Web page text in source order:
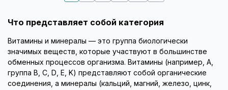
Что представляет собой категория
Витамины и минералы — это группа биологически
значимых веществ, которые участвуют в большинстве
обменных процессов организма. Витамины (например, A,
группа B, C, D, E, K) представляют собой органические
соединения, а минералы (кальций, магний, железо, цинк,